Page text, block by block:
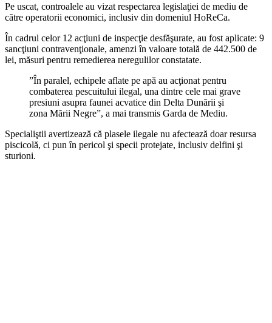
Pe uscat, controalele au vizat respectarea legislaţiei de mediu de
către operatorii economici, inclusiv din domeniul HoReCa.
În cadrul celor 12 acţiuni de inspecţie desfăşurate, au fost aplicate: 9
sancţiuni contravenţionale, amenzi în valoare totală de 442.500 de
lei, măsuri pentru remedierea neregulilor constatate.
”În paralel, echipele aflate pe apă au acţionat pentru
combaterea pescuitului ilegal, una dintre cele mai grave
presiuni asupra faunei acvatice din Delta Dunării şi
zona Mării Negre”, a mai transmis Garda de Mediu.
Specialiştii avertizează că plasele ilegale nu afectează doar resursa
piscicolă, ci pun în pericol şi specii protejate, inclusiv delfini şi
sturioni.